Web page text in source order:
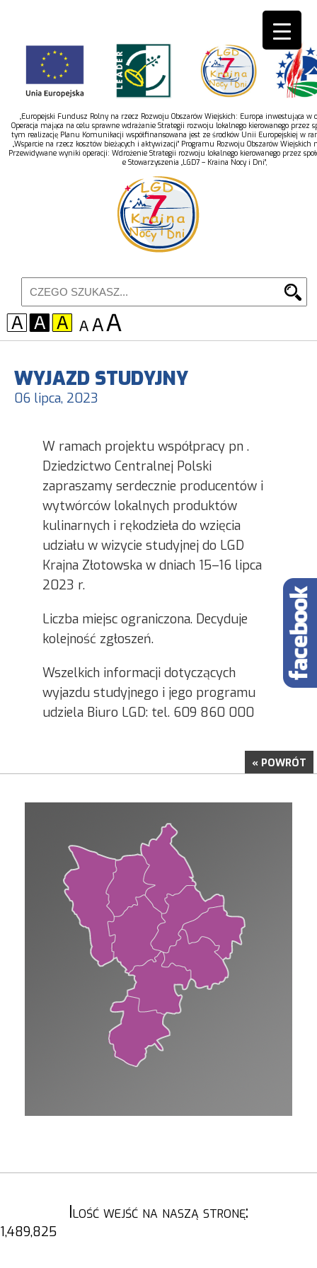
„Europejski Fundusz Rolny na rzecz Rozwoju Obszarów Wiejskich: Europa inwestująca w
Operacja mająca na celu sprawne wdrażanie Strategii rozwoju lokalnego kierowanego przez
tym realizację Planu Komunikacji współfinansowana jest ze środków Unii Europejskiej w
„Wsparcie na rzecz kosztów bieżących i aktywizacji” Programu Rozwoju Obszarów Wiejskich
Przewidywane wyniki operacji: Wdrożenie Strategii rozwoju lokalnego kierowanego przez
e Stowarzyszenia „LGD7 – Kraina Nocy i Dni”,
WYJAZD STUDYJNY
06 lipca, 2023
W ramach projektu współpracy pn .
Dziedzictwo Centralnej Polski
zapraszamy serdecznie producentów i
wytwórców lokalnych produktów
kulinarnych i rękodzieła do wzięcia
udziału w wizycie studyjnej do LGD
Krajna Złotowska w dniach 15–16 lipca
2023 r.
Liczba miejsc ograniczona. Decyduje
kolejność zgłoszeń.
Wszelkich informacji dotyczących
wyjazdu studyjnego i jego programu
udziela Biuro LGD: tel. 609 860 000
« POWRÓT
Ilość wejść na naszą stronę:
1,489,825